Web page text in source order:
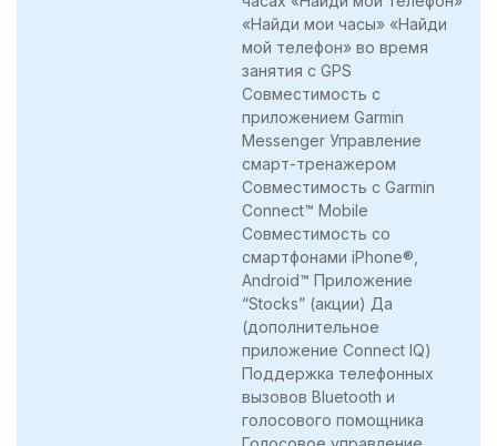
«Найди мои часы» «Найди
мой телефон» во время
занятия с GPS
Совместимость с
приложением Garmin
Messenger Управление
смарт-тренажером
Совместимость с Garmin
Connect™ Mobile
Совместимость со
смартфонами iPhone®,
Android™ Приложение
“Stocks” (акции) Да
(дополнительное
приложение Connect IQ)
Поддержка телефонных
вызовов Bluetooth и
голосового помощника